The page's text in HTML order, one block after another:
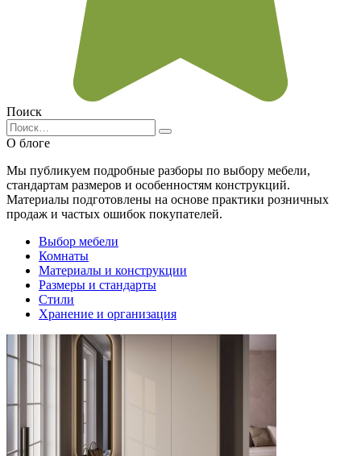
Поиск
Search
for:
О блоге
Мы публикуем подробные разборы по выбору мебели,
стандартам размеров и особенностям конструкций.
Материалы подготовлены на основе практики розничных
продаж и частых ошибок покупателей.
Выбор мебели
Комнаты
Материалы и конструкции
Размеры и стандарты
Стили
Хранение и организация